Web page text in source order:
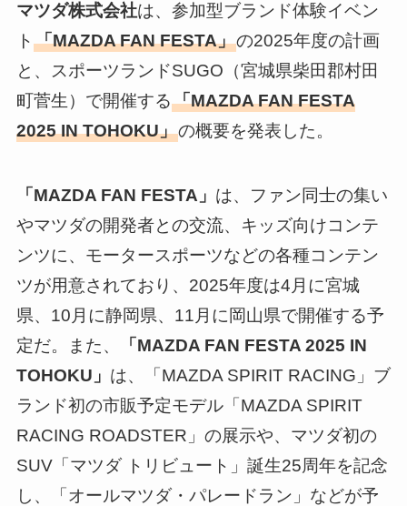
マツダ株式会社は、参加型ブランド体験イベン
ト 「MAZDA FAN FESTA」の2025年度の計画
と、スポーツランドSUGO（宮城県柴田郡村田
町菅生）で開催する「MAZDA FAN FESTA
2025 IN TOHOKU」の概要を発表した。
「MAZDA FAN FESTA」 は、ファン同士の集い
やマツダの開発者との交流、キッズ向けコンテ
ンツに、モータースポーツなどの各種コンテン
ツが用意されており、2025年度は4月に宮城
県、10月に静岡県、11月に岡山県で開催する予
定だ。また、
「MAZDA FAN FESTA 2025 IN
TOHOKU」 は、「MAZDA SPIRIT RACING」ブ
ランド初の市販予定モデル「MAZDA SPIRIT
RACING ROADSTER」の展示や、マツダ初の
SUV「マツダ トリビュート」誕生25周年を記念
し、「オールマツダ・パレードラン」などが予